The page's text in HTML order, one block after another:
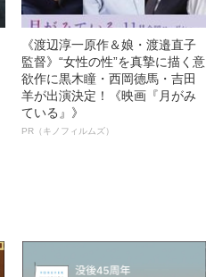
《渡辺淳一原作＆娘・渡邉直子
監督》“女性の性”を真摯に描く意
欲作に黒木瞳・西岡德馬・吉田
羊が出演決定！《映画『月がみ
ている』》
PR（キノフィルムズ）